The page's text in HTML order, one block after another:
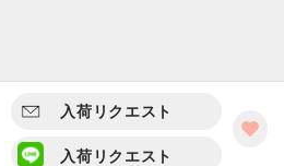
入荷リクエスト
入荷リクエスト